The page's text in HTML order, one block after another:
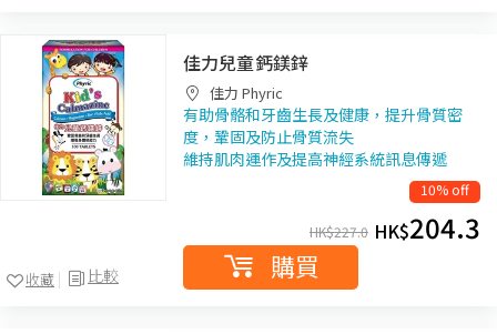
比較
收藏
佳力兒童鈣鎂鋅
佳力 Phyric
有助骨骼和牙齒生長及健康，提升骨質密
度，鞏固及防止骨質流失
維持肌肉運作及提高神經系統訊息傳遞
10% off
HK$227.0 HK$204.3
購買